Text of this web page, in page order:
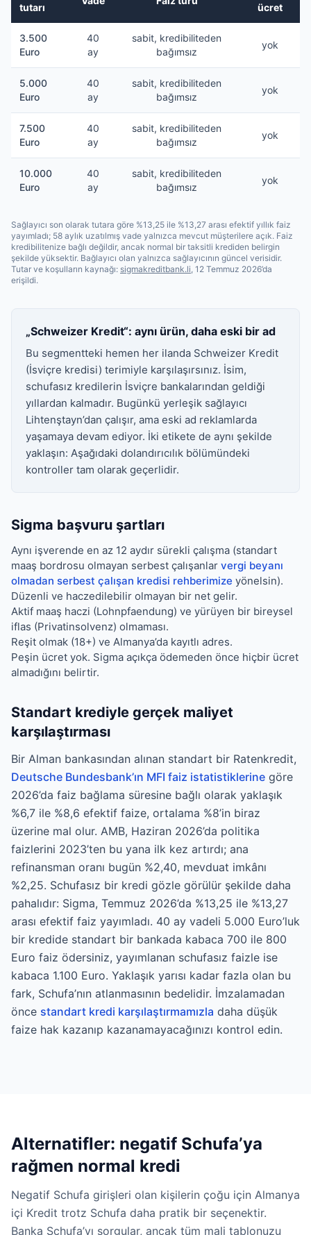
tutarı ücret
3.500
Euro
40
ay
sabit, kredibiliteden
bağımsız
yok
5.000
Euro
40
ay
sabit, kredibiliteden
bağımsız
yok
7.500
Euro
40
ay
sabit, kredibiliteden
bağımsız
yok
10.000
Euro
40
ay
sabit, kredibiliteden
bağımsız
yok
Sağlayıcı son olarak tutara göre %13,25 ile %13,27 arası efektif yıllık faiz
yayımladı; 58 aylık uzatılmış vade yalnızca mevcut müşterilere açık. Faiz
kredibilitenize bağlı değildir, ancak normal bir taksitli krediden belirgin
şekilde yüksektir. Bağlayıcı olan yalnızca sağlayıcının güncel verisidir.
Tutar ve koşulların kaynağı: sigmakreditbank.li, 12 Temmuz 2026’da
erişildi.
„Schweizer Kredit“: aynı ürün, daha eski bir ad
Bu segmentteki hemen her ilanda Schweizer Kredit
(İsviçre kredisi) terimiyle karşılaşırsınız. İsim,
schufasız kredilerin İsviçre bankalarından geldiği
yıllardan kalmadır. Bugünkü yerleşik sağlayıcı
Lihtenştayn’dan çalışır, ama eski ad reklamlarda
yaşamaya devam ediyor. İki etikete de aynı şekilde
yaklaşın: Aşağıdaki dolandırıcılık bölümündeki
kontroller tam olarak geçerlidir.
Sigma başvuru şartları
Aynı işverende en az 12 aydır sürekli çalışma (standart
maaş bordrosu olmayan serbest çalışanlar vergi beyanı
olmadan serbest çalışan kredisi rehberimize yönelsin).
Düzenli ve haczedilebilir olmayan bir net gelir.
Aktif maaş haczi (Lohnpfaendung) ve yürüyen bir bireysel
iflas (Privatinsolvenz) olmaması.
Reşit olmak (18+) ve Almanya’da kayıtlı adres.
Peşin ücret yok. Sigma açıkça ödemeden önce hiçbir ücret
almadığını belirtir.
Standart krediyle gerçek maliyet
karşılaştırması
Bir Alman bankasından alınan standart bir Ratenkredit,
Deutsche Bundesbank’ın MFI faiz istatistiklerine göre
2026’da faiz bağlama süresine bağlı olarak yaklaşık
%6,7 ile %8,6 efektif faize, ortalama %8’in biraz
üzerine mal olur. AMB, Haziran 2026’da politika
faizlerini 2023’ten bu yana ilk kez artırdı; ana
refinansman oranı bugün %2,40, mevduat imkânı
%2,25. Schufasız bir kredi gözle görülür şekilde daha
pahalıdır: Sigma, Temmuz 2026’da %13,25 ile %13,27
arası efektif faiz yayımladı. 40 ay vadeli 5.000 Euro’luk
bir kredide standart bir bankada kabaca 700 ile 800
Euro faiz ödersiniz, yayımlanan schufasız faizle ise
kabaca 1.100 Euro. Yaklaşık yarısı kadar fazla olan bu
fark, Schufa’nın atlanmasının bedelidir. İmzalamadan
önce standart kredi karşılaştırmamızla daha düşük
faize hak kazanıp kazanamayacağınızı kontrol edin.
Alternatifler: negatif Schufa’ya
rağmen normal kredi
Negatif Schufa girişleri olan kişilerin çoğu için Almanya
içi Kredit trotz Schufa daha pratik bir seçenektir.
Banka Schufa’yı sorgular, ancak tüm mali tablonuzu